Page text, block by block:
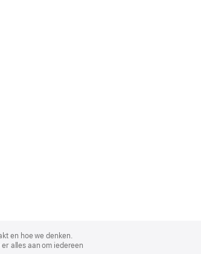
en hoe we denken.
alles aan om iedereen